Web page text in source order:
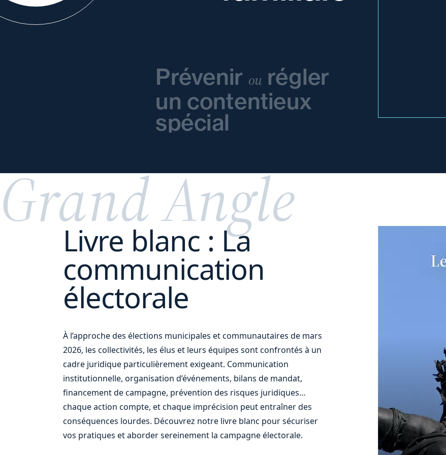
Prévenir ou régler
un contentieux
spécial
votre
Grand Angle
Livre blanc : La
communication
électorale
À l’approche des élections municipales et communautaires de mars
2026, les collectivités, les élus et leurs équipes sont confrontés à un
cadre juridique particulièrement exigeant. Communication
institutionnelle, organisation d’événements, bilans de mandat,
financement de campagne, prévention des risques juridiques…
chaque action compte, et chaque imprécision peut entraîner des
conséquences lourdes. Découvrez notre livre blanc pour sécuriser
vos pratiques et aborder sereinement la campagne électorale.